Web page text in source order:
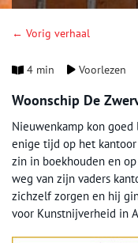
← Vorig verhaal
4 min Voorlezen
Woonschip De
Nieuwenkamp kon
enige tijd op het
zin in boekhouden en
weg van zijn vaders
zichzelf zorgen en hij
voor Kunstnijverheid in